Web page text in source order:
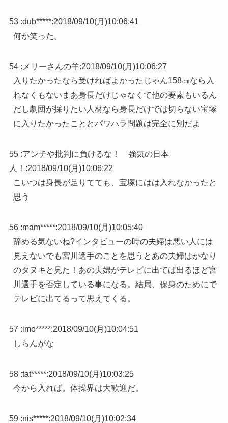
53 :dub*****:2018/09/10(月)10:06:41
何か笑った。
54 : メリーさんの羊:2018/09/10(月)10:06:27
入りたかったなら受ければよかったじゃん158㎝なら入
れなくもないまあ身長だけじゃなくて他の要素もいるん
だし劇団が採りたい人材なら身長だけでは切らない宝塚
に入りたかったこととパワハラ問題は完全に別だよ
55 :アンチや批判に負けるな！ 強気の日本
人！ :2018/09/10(月)10:06:22
こいつは身長が足りてても、宝塚にはは入れなかったと
思う
56 :mam*****:2018/09/10(月)10:05:40
辞める気ないね?インタビューの時の夫婦は悪い人には
見えないでも宮川選手のことを思うとあの夫婦はかなり
のタヌキと見た！あの夫婦がテレビに出てば出るほど宮
川選手を否定している事になる。結局、保身のためにで
テレビに出てるって思えてくる。
57 :imo*****:2018/09/10(月)10:04:51
しらんがな
58 :tat*****:2018/09/10(月)10:03:25
今から入れば。体操界は大歓迎だ。
59 :nis*****:2018/09/10(月)10:02:34